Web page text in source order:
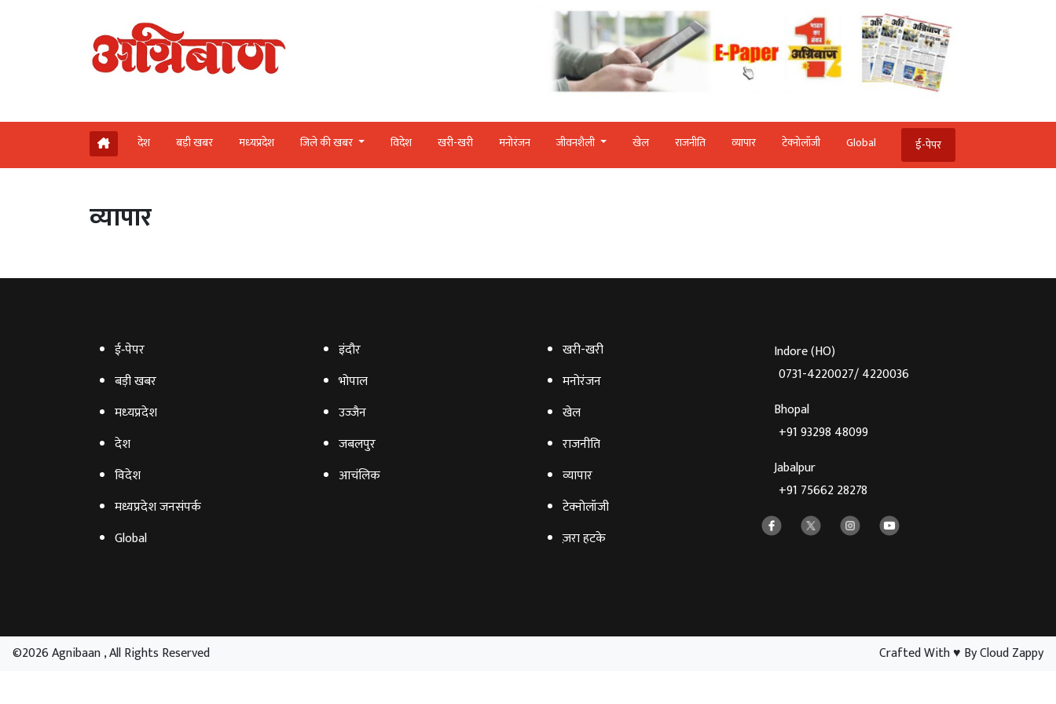
देश बड़ी खबर मध्‍यप्रदेश जिले की खबर विदेश खरी-खरी मनोरंजन जीवनशैली खेल राजनीति व्‍यापार टेक्‍नोलॉजी Global ई-पेपर
व्‍यापार
ई‑पेपर
बड़ी खबर
मध्‍यप्रदेश
देश
विदेश
मध्यप्रदेश जनसंपर्क
Global
इंदौर
भोपाल
उज्‍जैन
जबलपुर
आचंलिक
खरी-खरी
मनोरंजन
खेल
राजनीति
व्‍यापार
टेक्‍नोलॉजी
ज़रा हटके
Indore (HO)
0731-4220027/ 4220036
Bhopal
+91 93298 48099
Jabalpur
+91 75662 28278
©2026 Agnibaan , All Rights Reserved Crafted With♥ By Cloud Zappy